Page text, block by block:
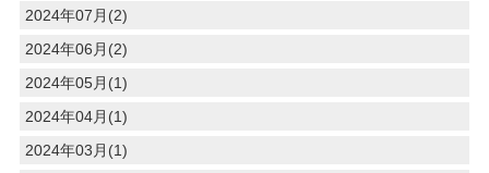
2024年07月(2)
2024年06月(2)
2024年05月(1)
2024年04月(1)
2024年03月(1)